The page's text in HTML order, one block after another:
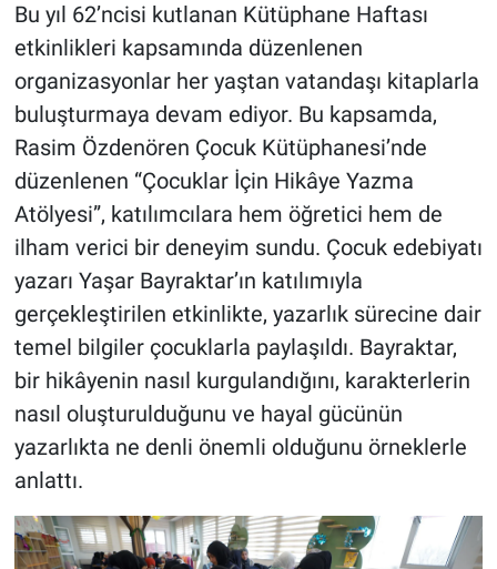
Bu yıl 62’ncisi kutlanan Kütüphane Haftası
etkinlikleri kapsamında düzenlenen
organizasyonlar her yaştan vatandaşı kitaplarla
buluşturmaya devam ediyor. Bu kapsamda,
Rasim Özdenören Çocuk Kütüphanesi’nde
düzenlenen “Çocuklar İçin Hikâye Yazma
Atölyesi”, katılımcılara hem öğretici hem de
ilham verici bir deneyim sundu. Çocuk edebiyatı
yazarı Yaşar Bayraktar’ın katılımıyla
gerçekleştirilen etkinlikte, yazarlık sürecine dair
temel bilgiler çocuklarla paylaşıldı. Bayraktar,
bir hikâyenin nasıl kurgulandığını, karakterlerin
nasıl oluşturulduğunu ve hayal gücünün
yazarlıkta ne denli önemli olduğunu örneklerle
anlattı.